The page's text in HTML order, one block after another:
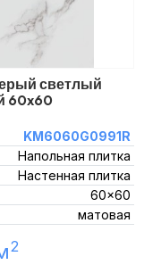
светлый
60x60
KM6060G0991R
Напольная плитка
Настенная плитка
60x60
матовая
2